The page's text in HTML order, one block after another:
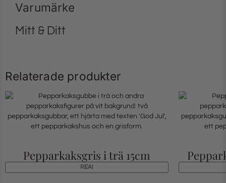
Varumärke
Mitt & Ditt
Relaterade produkter
Pepparkaksgris i trä 15cm
REA!